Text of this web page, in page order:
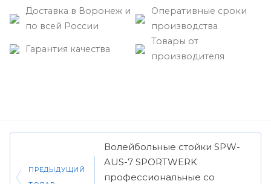
Доставка в Воронеж и
по всей России
Оперативные сроки
производства
Гарантия качества
Товары от
производителя
ПРЕДЫДУЩИЙ
Волейбольные стойки SPW-
AUS-7 SPORTWERK
профессиональные со